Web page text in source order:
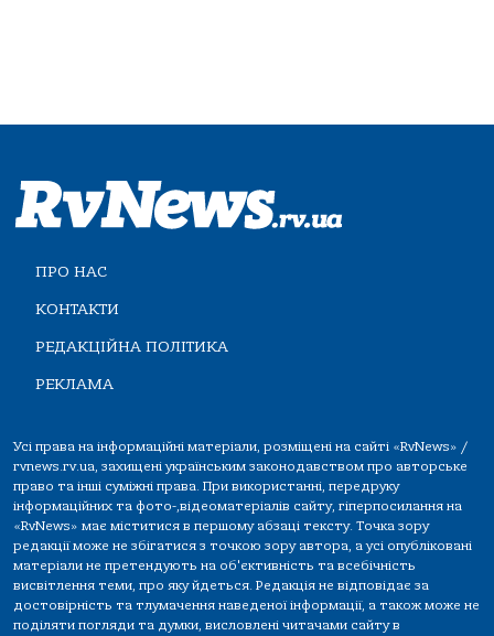
ПРО НАС
КОНТАКТИ
РЕДАКЦІЙНА ПОЛІТИКА
РЕКЛАМА
Усі права на інформаційні матеріали, розміщені на сайті «RvNews» /
rvnews.rv.ua, захищені українським законодавством про авторське
право та інші суміжні права. При використанні, передруку
інформаційних та фото-,відеоматеріалів сайту, гіперпосилання на
«RvNews» має міститися в першому абзаці тексту. Точка зору
редакції може не збігатися з точкою зору автора, а усі опубліковані
матеріали не претендують на об'єктивність та всебічність
висвітлення теми, про яку йдеться. Редакція не відповідає за
достовірність та тлумачення наведеної інформації, а також може не
поділяти погляди та думки, висловлені читачами сайту в